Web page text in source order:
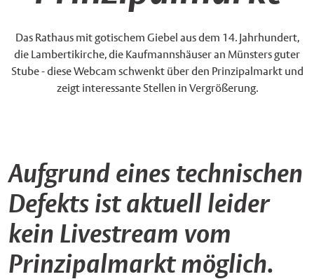
Das Rathaus mit gotischem Giebel aus dem 14. Jahrhundert,
die Lambertikirche, die Kaufmannshäuser an Münsters guter
Stube - diese Webcam schwenkt über den Prinzipalmarkt und
zeigt interessante Stellen in Vergrößerung.
Aufgrund eines technischen
Defekts ist aktuell leider
kein Livestream vom
Prinzipalmarkt möglich.